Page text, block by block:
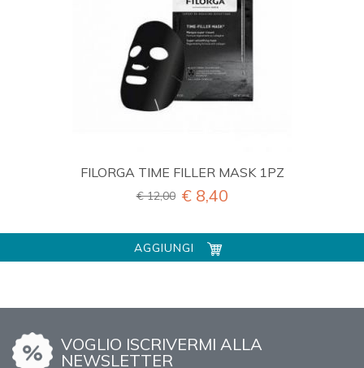
FILORGA TIME FILLER MASK 1PZ
€ 12,00 € 8,40
AGGIUNGI
VOGLIO ISCRIVERMI ALLA
NEWSLETTER